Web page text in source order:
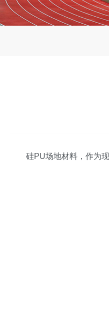
硅PU场地材料，作为